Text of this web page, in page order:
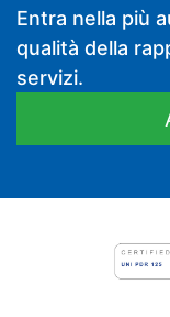
Entra nella più
qualità della
servizi.